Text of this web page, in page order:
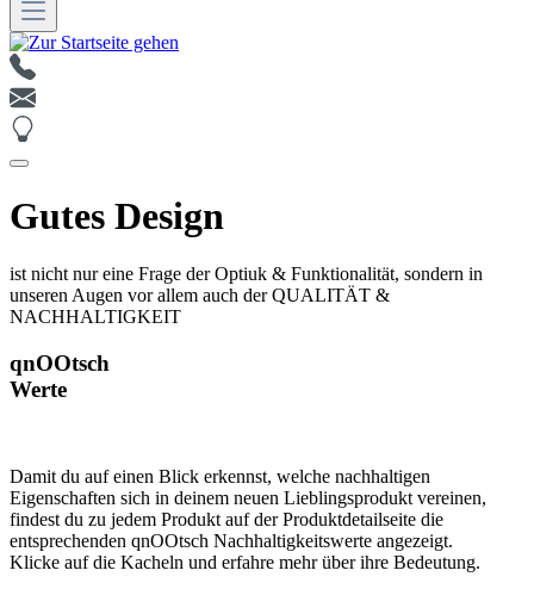
Gutes Design
ist nicht nur eine Frage der Optiuk & Funktionalität, sondern in
unseren Augen vor allem auch der QUALITÄT &
NACHHALTIGKEIT
qnOOtsch
Werte
Damit du auf einen Blick erkennst, welche nachhaltigen
Eigenschaften sich in deinem neuen Lieblingsprodukt vereinen,
findest du zu jedem Produkt auf der Produktdetailseite die
entsprechenden qnOOtsch Nachhaltigkeitswerte angezeigt.
Klicke auf die Kacheln und erfahre mehr über ihre Bedeutung.